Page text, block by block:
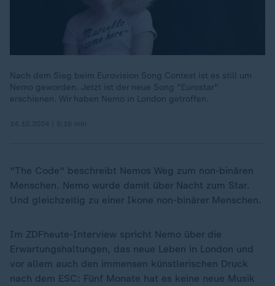
Nach dem Sieg beim Eurovision Song Contest ist es still um
Nemo geworden. Jetzt ist der neue Song "Eurostar"
erschienen. Wir haben Nemo in London getroffen.
"The Code" beschreibt Nemos Weg zum non-binären
Menschen. Nemo wurde damit über Nacht zum Star.
Und gleichzeitig zu einer Ikone non-binärer Menschen.
Im ZDFheute-Interview spricht Nemo über die
Erwartungshaltungen, das neue Leben in London und
vor allem auch den immensen künstlerischen Druck
nach dem ESC: Fünf Monate hat es keine neue Musik